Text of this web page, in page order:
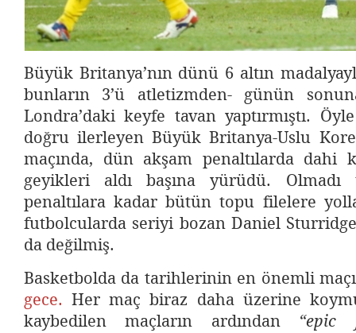
Büyük Britanya’nın dünü 6 altın
bunların 3’ü atletizmden- günün
Londra’daki keyfe tavan yaptırmıştı.
doğru ilerleyen Büyük Britanya-Uslu
maçında, dün akşam penaltılarda dahi
geyikleri aldı başına yürüdü.
penaltılara kadar bütün topu filelere
futbolcularda seriyi bozan Daniel
da değilmiş.
Basketbolda da tarihlerinin en önemli
gece. Her maç biraz daha üzerine
kaybedilen maçların ardından
“epic